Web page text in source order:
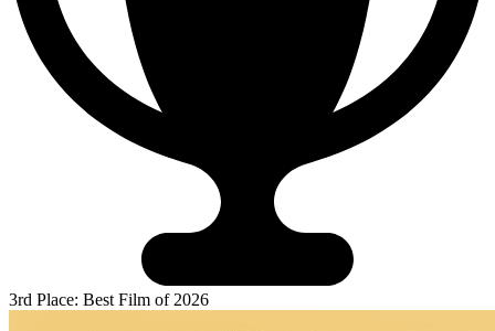
3rd Place: Best Film of 2026